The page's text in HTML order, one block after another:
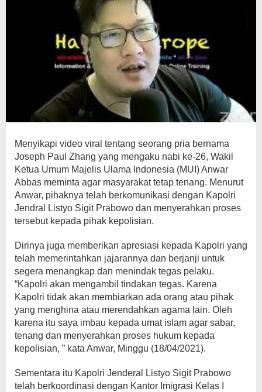
Menyikapi video viral tentang seorang pria bernama
Joseph Paul Zhang yang mengaku nabi ke-26, Wakil
Ketua Umum Majelis Ulama Indonesia (MUI) Anwar
Abbas meminta agar masyarakat tetap tenang. Menurut
Anwar, pihaknya telah berkomunikasi dengan Kapolri
Jendral Listyo Sigit Prabowo dan menyerahkan proses
tersebut kepada pihak kepolisian.
Dirinya juga memberikan apresiasi kepada Kapolri yang
telah memerintahkan jajarannya dan berjanji untuk
segera menangkap dan menindak tegas pelaku.
“Kapolri akan mengambil tindakan tegas. Karena
Kapolri tidak akan membiarkan ada orang atau pihak
yang menghina atau merendahkan agama lain. Oleh
karena itu saya imbau kepada umat islam agar sabar,
tenang dan menyerahkan proses hukum kepada
kepolisian, ” kata Anwar, Minggu (18/04/2021).
Sementara itu Kapolri Jenderal Listyo Sigit Prabowo
telah berkoordinasi dengan Kantor Imigrasi Kelas I